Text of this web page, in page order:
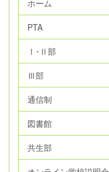
ホーム
PTA
Ⅰ･Ⅱ部
Ⅲ部
通信制
図書館
共生部